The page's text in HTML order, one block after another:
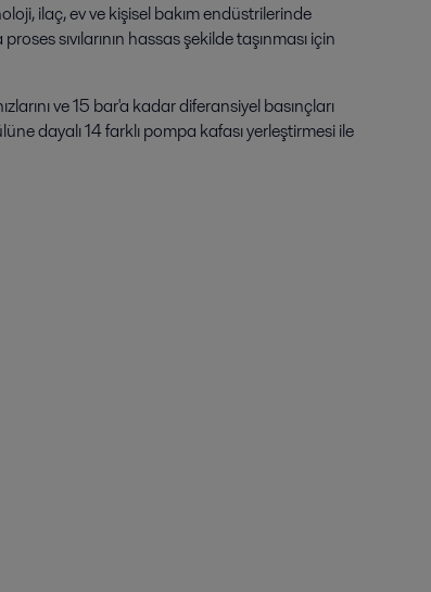
ilaç, ev ve kişisel bakım endüstrilerinde
sıvılarının hassas şekilde taşınması için
ve 15 bar'a kadar diferansiyel basınçları
dayalı 14 farklı pompa kafası yerleştirmesi ile